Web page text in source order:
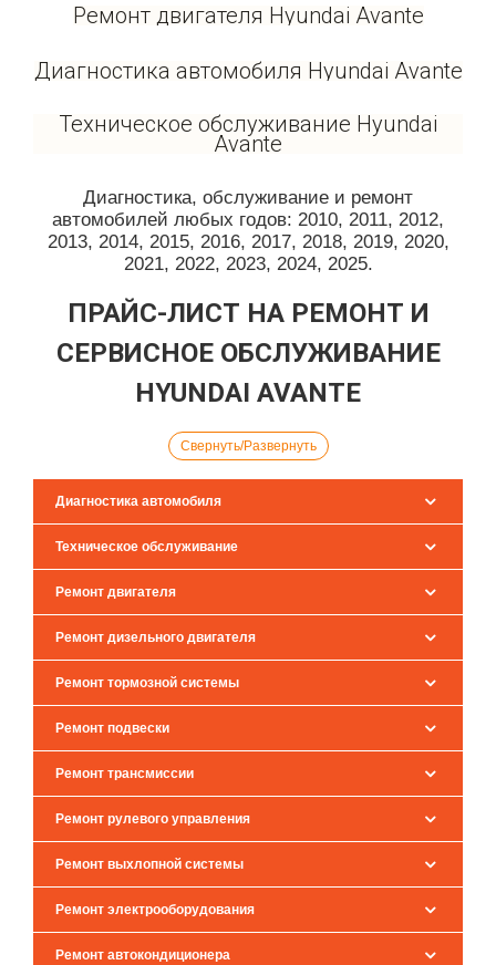
Ремонт двигателя Hyundai Avante
Диагностика автомобиля Hyundai Avante
Техническое обслуживание Hyundai
Avante
Диагностика, обслуживание и ремонт
автомобилей любых годов: 2010, 2011, 2012,
2013, 2014, 2015, 2016, 2017, 2018, 2019, 2020,
2021, 2022, 2023, 2024, 2025.
ПРАЙС-ЛИСТ НА РЕМОНТ И
СЕРВИСНОЕ ОБСЛУЖИВАНИЕ
HYUNDAI AVANTE
Свернуть/Развернуть
Диагностика автомобиля
Техническое обслуживание
Ремонт двигателя
Ремонт дизельного двигателя
Ремонт тормозной системы
Ремонт подвески
Ремонт трансмиссии
Ремонт рулевого управления
Ремонт выхлопной системы
Ремонт электрооборудования
Ремонт автокондиционера